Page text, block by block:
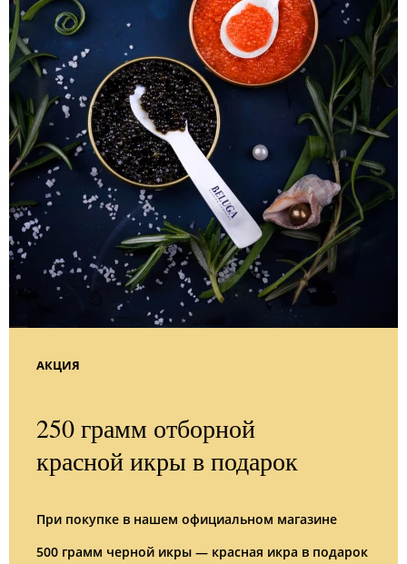
АКЦИЯ
250 грамм отборной
красной икры в подарок
При покупке в нашем официальном магазине
500 грамм черной икры — красная икра в подарок